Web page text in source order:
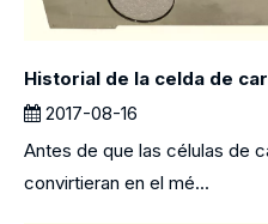
Historial de la celda de
2017-08-16
Antes de que las células de
convirtieran en el mé...